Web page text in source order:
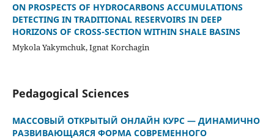
ON PROSPECTS OF HYDROCARBONS ACCUMULATIONS
DETECTING IN TRADITIONAL RESERVOIRS IN DEEP
HORIZONS OF CROSS-SECTION WITHIN SHALE BASINS
Mykola Yakymchuk, Ignat Korchagin
Pedagogical Sciences
MАССОВЫЙ ОТКРЫТЫЙ ОНЛАЙН КУРС — ДИНАМИЧНО
РАЗВИВАЮЩАЯСЯ ФОРМА СОВРЕМЕННОГО